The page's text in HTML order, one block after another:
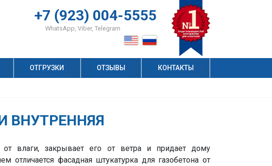
+7 (923) 004-5555
WhatsApp, Viber, Telegram
ОТГРУЗКИ ОТЗЫВЫ КОНТАКТЫ
ВНУТРЕННЯЯ
от влаги, закрывает его от ветра и придает дому
отличается фасадная штукатурка для газобетона от